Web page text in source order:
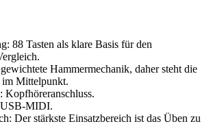
88 Tasten als klare Basis für den
Hammermechanik, daher steht die
Mittelpunkt.
Kopfhöreranschluss.
USB-MIDI.
Der stärkste Einsatzbereich ist das Üben zu